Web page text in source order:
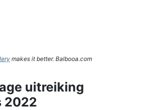
makes it better. Balbooa.com
uitreiking
2022